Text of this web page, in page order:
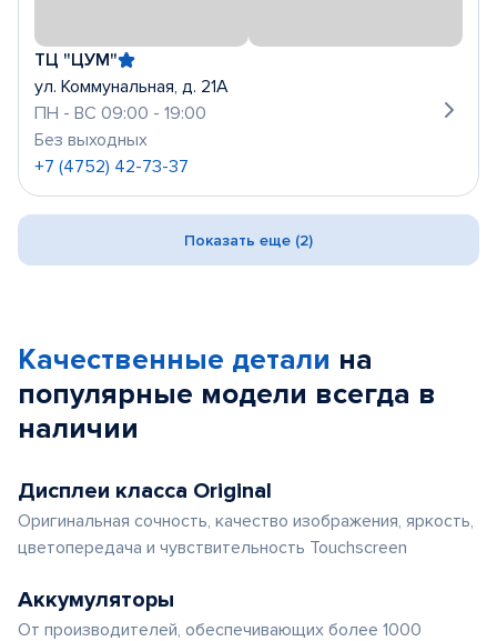
ТЦ "ЦУМ"
ул. Коммунальная, д. 21А
ПН - ВС 09:00 - 19:00
Без выходных
+7 (4752) 42-73-37
Показать еще (2)
Качественные детали на
популярные модели всегда в
наличии
Дисплеи класса Original
Оригинальная сочность, качество изображения, яркость,
цветопередача и чувствительность Touchscreen
Аккумуляторы
От производителей, обеспечивающих более 1000